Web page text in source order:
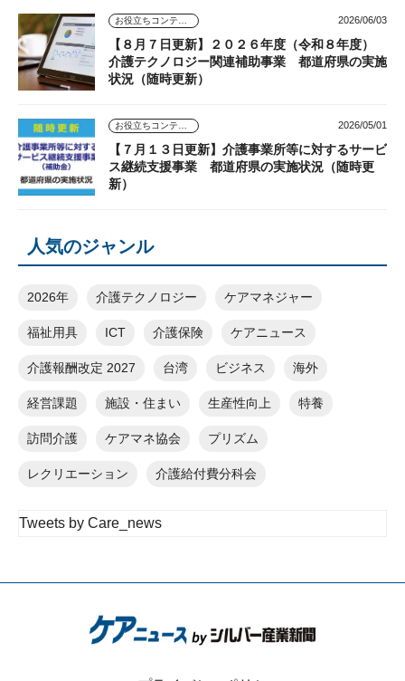
2026/06/03
【８月７日更新】２０２６年度（令和８年度）
介護テクノロジー関連補助事業 都道府県の実施
状況（随時更新）
2026/05/01
【７月１３日更新】介護事業所等に対するサービ
ス継続支援事業 都道府県の実施状況（随時更
新）
人気のジャンル
2026年 介護テクノロジー ケアマネジャー
福祉用具 ICT 介護保険 ケアニュース
介護報酬改定 2027 台湾 ビジネス 海外
経営課題 施設・住まい 生産性向上 特養
訪問介護 ケアマネ協会 プリズム
レクリエーション 介護給付費分科会
Tweets by Care_news